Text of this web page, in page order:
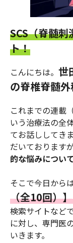
SCS（脊髄
ト！
こんにちは。 世
の脊椎脊髄
これまでの連載
いう治療法の全
てお話ししてき
だいております
的な悩みについ
そこで今日からは
（全10回）】
検索サイトなど
に対し、専門医
いきます。